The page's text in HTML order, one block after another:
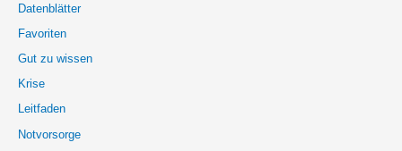
Datenblätter
Favoriten
Gut zu wissen
Krise
Leitfaden
Notvorsorge